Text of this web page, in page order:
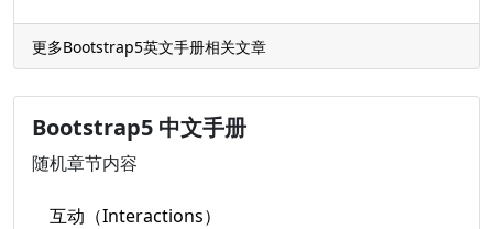
更多Bootstrap5英文手册相关文章
Bootstrap5 中文手册
随机章节内容
互动（Interactions）